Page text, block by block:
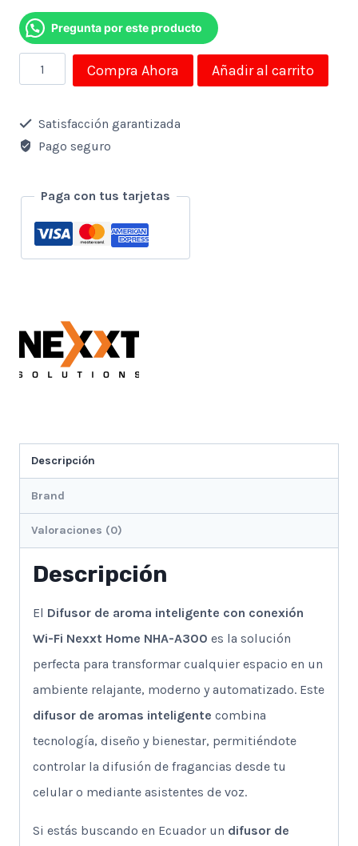
Pregunta por este producto
Difusor
de
Aroma
Inteligente
Fi
Nexxt
cantidad
Compra Ahora Añadir al carrito
Satisfacción garantizada
Pago seguro
Paga con tus tarjetas
Descripción
Brand
Valoraciones (0)
Descripción
El Difusor de aroma inteligente con conexión
Wi-Fi Nexxt Home NHA-A300 es la solución
perfecta para transformar cualquier espacio en un
ambiente relajante, moderno y automatizado. Este
difusor de aromas inteligente combina
tecnología, diseño y bienestar, permitiéndote
controlar la difusión de fragancias desde tu
celular o mediante asistentes de voz.
Si estás buscando en Ecuador un difusor de